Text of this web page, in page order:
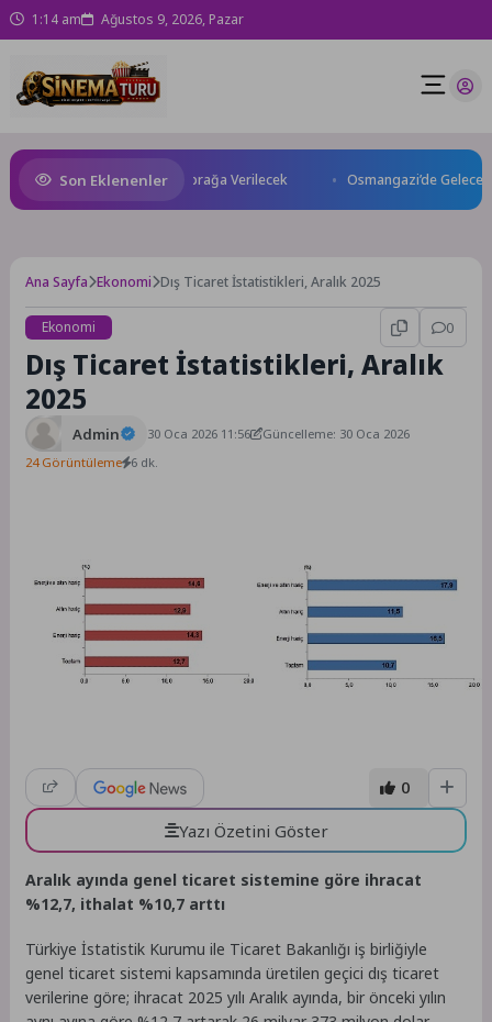
1:14 am Ağustos 9, 2026, Pazar
Son Eklenenler
Makedonya’da Toprağa Verilecek Osmangazi’de Geleceğin
Ana Sayfa Ekonomi Dış Ticaret İstatistikleri, Aralık 2025
Ekonomi 0
Dış Ticaret İstatistikleri, Aralık
2025
Admin 30 Oca 2026 11:56
Güncelleme: 30 Oca 2026
24 Görüntüleme 6 dk.
0
Yazı Özetini Göster
Aralık ayında genel ticaret sistemine göre ihracat
%12,7, ithalat %10,7 arttı
Türkiye İstatistik Kurumu ile Ticaret Bakanlığı iş birliğiyle
genel ticaret sistemi kapsamında üretilen geçici dış ticaret
verilerine göre; ihracat 2025 yılı Aralık ayında, bir önceki yılın